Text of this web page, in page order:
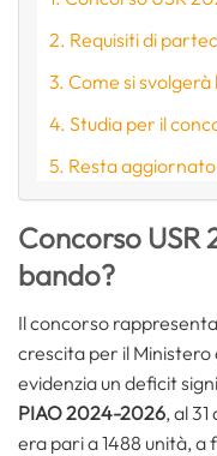
Requisiti di
Come si svolgerà
Studia per il
Resta
Concorso USR
bando?
Il concorso
crescita per il Ministero
evidenzia un deficit
PIAO 2024-2026, al
era pari a 1488 unità,